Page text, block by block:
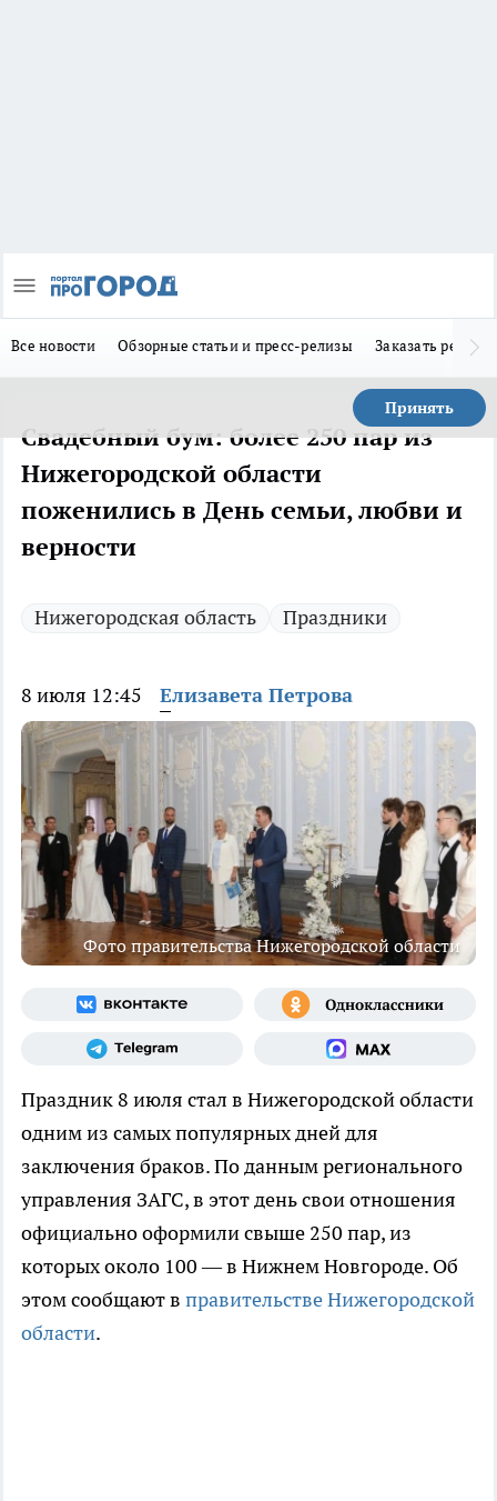
Все новости Обзорные статьи и пресс-релизы Заказать
Принять
Свадебный бум: более 250 пар из
Нижегородской области
поженились в День семьи, любви и
верности
Нижегородская область Праздники
8 июля 12:45 Елизавета Петрова
Фото правительства Нижегородской области
Праздник 8 июля стал в Нижегородской области
одним из самых популярных дней для
заключения браков. По данным регионального
управления ЗАГС, в этот день свои отношения
официально оформили свыше 250 пар, из
которых около 100 — в Нижнем Новгороде. Об
этом сообщают в правительстве Нижегородской
области.